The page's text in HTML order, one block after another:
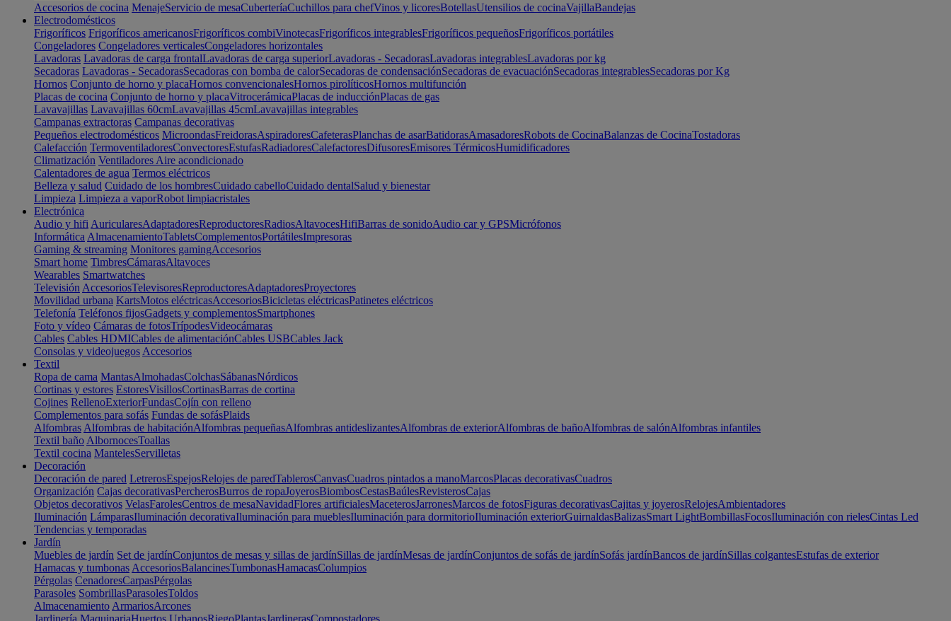
Accesorios de cocina MenajeServicio de mesaCuberteríaCuchillos para chefVinos y licoresBotellasUtensilios de cocinaVajillaBandejas
Electrodomésticos
Frigoríficos Frigoríficos americanosFrigoríficos combiVinotecasFrigoríficos integrablesFrigoríficos pequeñosFrigoríficos portátiles
Congeladores Congeladores verticalesCongeladores horizontales
Lavadoras Lavadoras de carga frontalLavadoras de carga superiorLavadoras - SecadorasLavadoras integrablesLavadoras por kg
Secadoras Lavadoras - SecadorasSecadoras con bomba de calorSecadoras de condensaciónSecadoras de evacuaciónSecadoras integrablesSecadoras por Kg
Hornos Conjunto de horno y placaHornos convencionalesHornos pirolíticosHornos multifunción
Placas de cocina Conjunto de horno y placaVitrocerámicaPlacas de inducciónPlacas de gas
Lavavajillas Lavavajillas 60cmLavavajillas 45cmLavavajillas integrables
Campanas extractoras Campanas decorativas
Pequeños electrodomésticos MicroondasFreidorasAspiradoresCafeterasPlanchas de asarBatidorasAmasadoresRobots de CocinaBalanzas de CocinaTostadoras
Calefacción TermoventiladoresConvectoresEstufasRadiadoresCalefactoresDifusoresEmisores TérmicosHumidificadores
Climatización Ventiladores Aire acondicionado
Calentadores de agua Termos eléctricos
Belleza y salud Cuidado de los hombresCuidado cabelloCuidado dentalSalud y bienestar
Limpieza Limpieza a vaporRobot limpiacristales
Electrónica
Audio y hifi AuricularesAdaptadoresReproductoresRadiosAltavocesHifiBarras de sonidoAudio car y GPSMicrófonos
Informática AlmacenamientoTabletsComplementosPortátilesImpresoras
Gaming & streaming Monitores gamingAccesorios
Smart home TimbresCámarasAltavoces
Wearables Smartwatches
Televisión AccesoriosTelevisoresReproductoresAdaptadoresProyectores
Movilidad urbana KartsMotos eléctricasAccesoriosBicicletas eléctricasPatinetes eléctricos
Telefonía Teléfonos fijosGadgets y complementosSmartphones
Foto y vídeo Cámaras de fotosTrípodesVideocámaras
Cables Cables HDMICables de alimentaciónCables USBCables Jack
Consolas y videojuegos Accesorios
Textil
Ropa de cama MantasAlmohadasColchasSábanasNórdicos
Cortinas y estores EstoresVisillosCortinasBarras de cortina
Cojines RellenoExteriorFundasCojín con relleno
Complementos para sofás Fundas de sofásPlaids
Alfombras Alfombras de habitaciónAlfombras pequeñasAlfombras antideslizantesAlfombras de exteriorAlfombras de bañoAlfombras de salónAlfombras infantiles
Textil baño AlbornocesToallas
Textil cocina MantelesServilletas
Decoración
Decoración de pared LetrerosEspejosRelojes de paredTablerosCanvasCuadros pintados a manoMarcosPlacas decorativasCuadros
Organización Cajas decorativasPercherosBurros de ropaJoyerosBiombosCestasBaúlesRevisterosCajas
Objetos decorativos VelasFarolesCentros de mesaNavidadFlores artificialesMaceterosJarronesMarcos de fotosFiguras decorativasCajitas y joyerosRelojesAmbientadores
Iluminación LámparasIluminación decorativaIluminación para mueblesIluminación para dormitorioIluminación exteriorGuirnaldasBalizasSmart LightBombillasFocosIluminación con rielesCintas Led
Tendencias y temporadas
Jardín
Muebles de jardín Set de jardínConjuntos de mesas y sillas de jardínSillas de jardínMesas de jardínConjuntos de sofás de jardínSofás jardínBancos de jardínSillas colgantesEstufas de exterior
Hamacas y tumbonas AccesoriosBalancinesTumbonasHamacasColumpios
Pérgolas CenadoresCarpasPérgolas
Parasoles SombrillasParasolesToldos
Almacenamiento ArmariosArcones
Jardinería MaquinariaHuertos UrbanosRiegoPlantasJardinerasCompostadores